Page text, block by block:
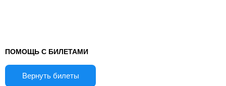
ПОМОЩЬ С БИЛЕТАМИ
Вернуть билеты